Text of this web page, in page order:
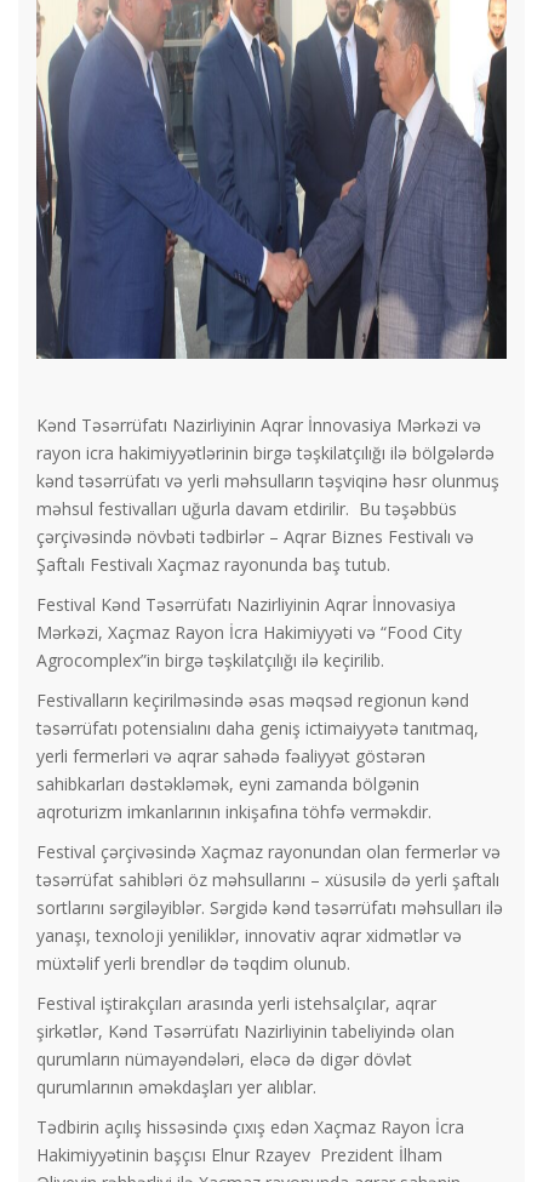
Kənd Təsərrüfatı Nazirliyinin Aqrar İnnovasiya Mərkəzi və
rayon icra hakimiyyətlərinin birgə təşkilatçılığı ilə bölgələrdə
kənd təsərrüfatı və yerli məhsulların təşviqinə həsr olunmuş
məhsul festivalları uğurla davam etdirilir. Bu təşəbbüs
çərçivəsində növbəti tədbirlər – Aqrar Biznes Festivalı və
Şaftalı Festivalı Xaçmaz rayonunda baş tutub.
Festival Kənd Təsərrüfatı Nazirliyinin Aqrar İnnovasiya
Mərkəzi, Xaçmaz Rayon İcra Hakimiyyəti və “Food City
Agrocomplex”in birgə təşkilatçılığı ilə keçirilib.
Festivalların keçirilməsində əsas məqsəd regionun kənd
təsərrüfatı potensialını daha geniş ictimaiyyətə tanıtmaq,
yerli fermerləri və aqrar sahədə fəaliyyət göstərən
sahibkarları dəstəkləmək, eyni zamanda bölgənin
aqroturizm imkanlarının inkişafına töhfə verməkdir.
Festival çərçivəsində Xaçmaz rayonundan olan fermerlər və
təsərrüfat sahibləri öz məhsullarını – xüsusilə də yerli şaftalı
sortlarını sərgiləyiblər. Sərgidə kənd təsərrüfatı məhsulları ilə
yanaşı, texnoloji yeniliklər, innovativ aqrar xidmətlər və
müxtəlif yerli brendlər də təqdim olunub.
Festival iştirakçıları arasında yerli istehsalçılar, aqrar
şirkətlər, Kənd Təsərrüfatı Nazirliyinin tabeliyində olan
qurumların nümayəndələri, eləcə də digər dövlət
qurumlarının əməkdaşları yer alıblar.
Tədbirin açılış hissəsində çıxış edən Xaçmaz Rayon İcra
Hakimiyyətinin başçısı Elnur Rzayev Prezident İlham